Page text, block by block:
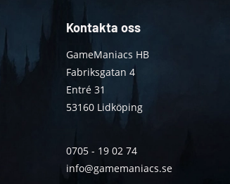
Kontakta oss
GameManiacs HB
Fabriksgatan 4
Entré 31
53160 Lidköping
0705 - 19 02 74
info@gamemaniacs.se